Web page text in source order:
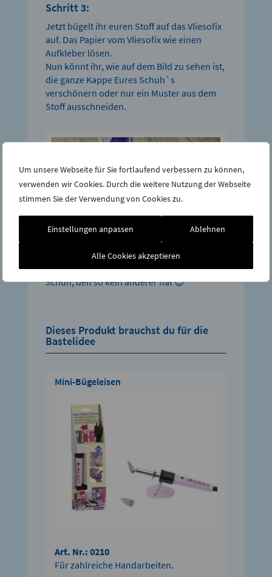
Um unsere Webseite für Sie fortlaufend verbessern zu können,
verwenden wir Cookies. Durch die weitere Nutzung der Webseite
stimmen Sie der Verwendung von Cookies zu.
Einstellungen anpassen Ablehnen
Alle Cookies akzeptieren
Schritt 3:
Jetzt bügelt ihr euren Stoff auf das Vliesofix
auf. Das Papier vom Vliesofix wie einen
Aufkleber lösen.
Nun könnt ihr, wie auf dem Bild zu sehen ist,
die ganze Kappe Eures Schuh`s
verschönern oder nur ein Muster aus dem
Stoff ausschneiden.
Das fertige Ergebnis ist ein individueller
Schuh, den so kein anderer hat 😉
Dieses Produkt brauchst du für die
Bastelidee
Mini-Bügeleisen
Art. Nr.: 0210
Für zahlreiche Handarbeiten.